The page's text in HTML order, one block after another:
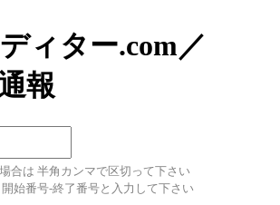
ィター.com／
報
合は 半角カンマで区切って下さい
始番号-終了番号と入力して下さい